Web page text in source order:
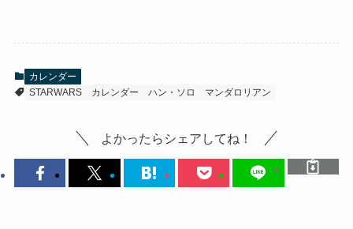
カレンダー
STARWARS
カレンダー ハン・ソロ マンダロリアン
よかったらシェアしてね！